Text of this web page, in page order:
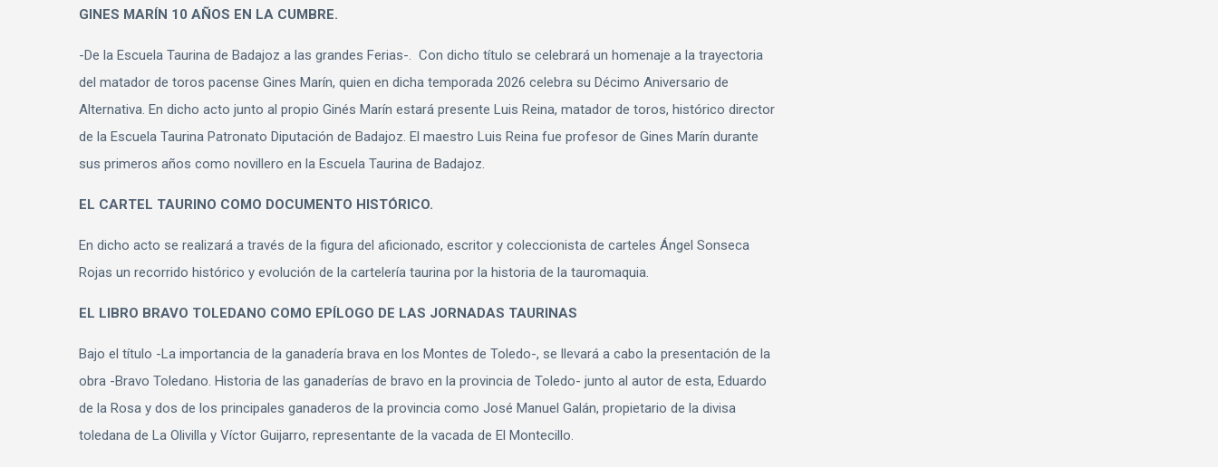
GINES MARÍN 10 AÑOS EN LA CUMBRE.
-De la Escuela Taurina de Badajoz a las grandes Ferias-. Con dicho título se celebrará un homenaje a la trayectoria
del matador de toros pacense Gines Marín, quien en dicha temporada 2026 celebra su Décimo Aniversario de
Alternativa. En dicho acto junto al propio Ginés Marín estará presente Luis Reina, matador de toros, histórico director
de la Escuela Taurina Patronato Diputación de Badajoz. El maestro Luis Reina fue profesor de Gines Marín durante
sus primeros años como novillero en la Escuela Taurina de Badajoz.
EL CARTEL TAURINO COMO DOCUMENTO HISTÓRICO.
En dicho acto se realizará a través de la figura del aficionado, escritor y coleccionista de carteles Ángel Sonseca
Rojas un recorrido histórico y evolución de la cartelería taurina por la historia de la tauromaquia.
EL LIBRO BRAVO TOLEDANO COMO EPÍLOGO DE LAS JORNADAS TAURINAS
Bajo el título -La importancia de la ganadería brava en los Montes de Toledo-, se llevará a cabo la presentación de la
obra -Bravo Toledano. Historia de las ganaderías de bravo en la provincia de Toledo- junto al autor de esta, Eduardo
de la Rosa y dos de los principales ganaderos de la provincia como José Manuel Galán, propietario de la divisa
toledana de La Olivilla y Víctor Guijarro, representante de la vacada de El Montecillo.